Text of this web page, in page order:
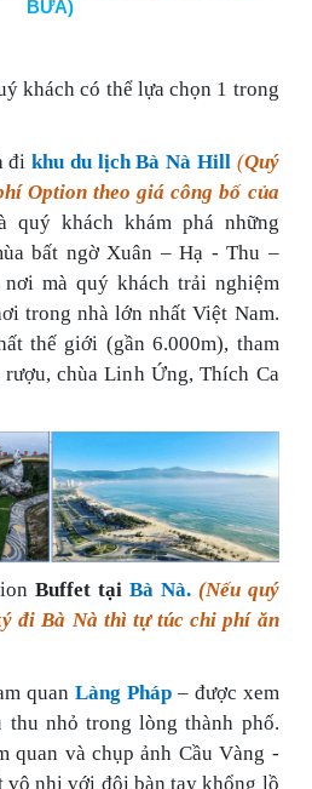
BỮA)
khách có thể lựa chọn 1 trong
đikhu du lịch Bà Nà Hill (Quý
Option theo giá công bố của
quý khách khám phá những
bất ngờ Xuân – Hạ - Thu –
mà quý khách trải nghiệm
trong nhà lớn nhất Việt Nam.
thế giới (gần 6.000m), tham
rượu, chùa Linh Ứng, Thích Ca
Buffet tại Bà Nà. (Nếu quý
đi Bà Nà thì tự túc chi phí ăn
quan Làng Pháp – được xem
thu nhỏ trong lòng thành phố.
quan và chụp ảnh Cầu Vàng -
vô nhị với đôi bàn tay khổng lồ